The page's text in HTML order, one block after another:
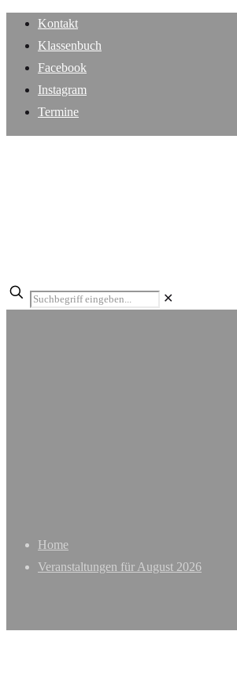
Kontakt
Klassenbuch
Facebook
Instagram
Termine
✕
Home
Veranstaltungen für August 2026